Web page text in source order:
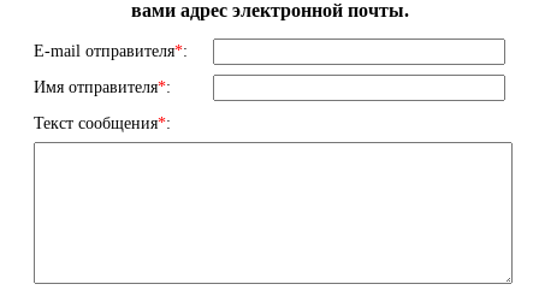
вами адрес электронной почты.
E-mail отправителя*:
Имя отправителя*:
Текст сообщения*: